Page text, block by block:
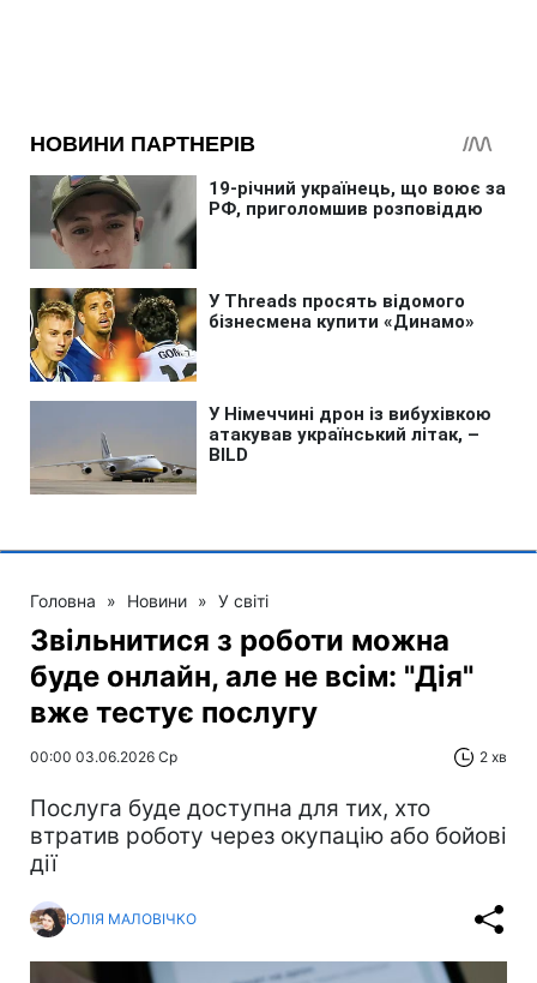
Головна » Новини » У світі
Звільнитися з роботи можна
буде онлайн, але не всім: "Дія"
вже тестує послугу
00:00 03.06.2026 Ср 2 хв
Послуга буде доступна для тих, хто
втратив роботу через окупацію або бойові
дії
ЮЛІЯ МАЛОВІЧКО